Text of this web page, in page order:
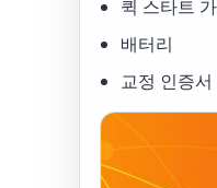
퀵 스타트
배터리
교정 인증서